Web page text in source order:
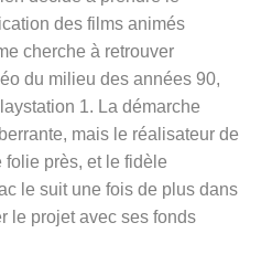
des films animés
cherche à retrouver
du milieu des années 90,
1. La démarche
mais le réalisateur de
folie près, et le fidèle
le suit une fois de plus dans
le projet avec ses fonds